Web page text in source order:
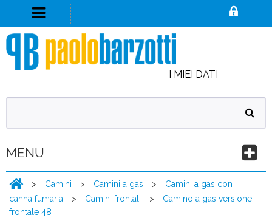
I MIEI DATI
MENU
> Camini > Camini a gas >
Camini a gas con
canna fumaria
> Camini frontali >
Camino a gas versione
frontale 48